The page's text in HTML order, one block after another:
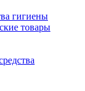
гигиены
товары